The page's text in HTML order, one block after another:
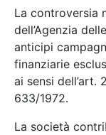
La controversia
dell’Agenzia
anticipi
finanziarie
ai sensi dell’art.
633/1972.
La società